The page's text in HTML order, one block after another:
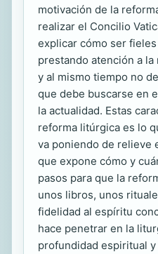
motivación de la
realizar el Concilio
explicar cómo ser
prestando atención a
y al mismo tiempo no
que debe buscarse en
la actualidad. Estas
reforma litúrgica es lo
va poniendo de relieve
que expone cómo y
pasos para que la
unos libros, unos
fidelidad al espíritu
hace penetrar en la
profundidad espiritual